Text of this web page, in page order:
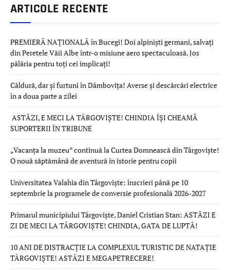
ARTICOLE RECENTE
PREMIERĂ NAȚIONALĂ în Bucegi! Doi alpiniști germani, salvați
din Peretele Văii Albe într-o misiune aero spectaculoasă. Jos
pălăria pentru toți cei implicați!
Căldură, dar și furtuni în Dâmbovița! Averse și descărcări electrice
în a doua parte a zilei
ASTĂZI, E MECI LA TÂRGOVIȘTE! CHINDIA ÎȘI CHEAMĂ
SUPORTERII ÎN TRIBUNE
„Vacanța la muzeu” continuă la Curtea Domnească din Târgoviște!
O nouă săptămână de aventură în istorie pentru copii
Universitatea Valahia din Târgoviște: înscrieri până pe 10
septembrie la programele de conversie profesională 2026-2027
Primarul municipiului Târgoviște, Daniel Cristian Stan: ASTĂZI E
ZI DE MECI LA TÂRGOVIȘTE! CHINDIA, GATA DE LUPTĂ!
10 ANI DE DISTRACȚIE LA COMPLEXUL TURISTIC DE NATAȚIE
TÂRGOVIȘTE! ASTĂZI E MEGAPETRECERE!